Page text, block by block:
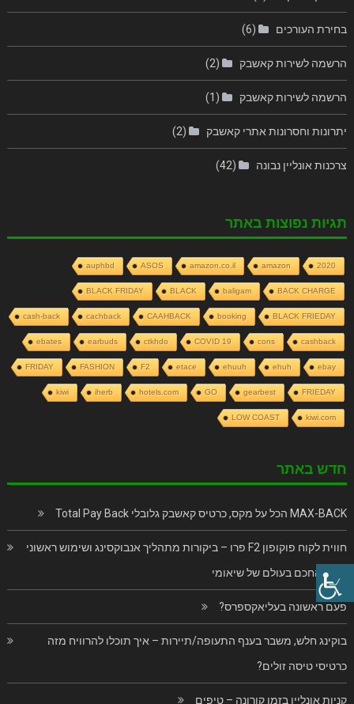
בחירת העורכים (6)
הרשמה לשירות קאשבק (2)
הרשמה לשירות קאשבק (1)
יתרונות וחסרונות אתרי קאשבק (2)
צרכנות אונליין נבונה (42)
תגיות נפוצות באתר
2020
amazon
amazon.co.il
ASOS
auphbd
BACK CHARGE
baligam
BLACK
BLACK FRIDAY
BLACK FRIEDAY
booking
CAAHBACK
cachback
cash-back
cashback
cons
COVID 19
ctkhdo
earbuds
ebates
ebay
ehuh
ehuuh
etace
F2
FASHION
FRIDAY
FRIEDAY
gearbest
GO
hotels.com
iherb
kiwi
kiwi.com
LOW COAST
חדש באתר
MAX-BACK הכל על מקס, כרטיס קאשבק גלובלי Total Pay Back
חווית לקוח פוקופון F2 פרו – ביקורות מתהליך אנבוקסינג ושימוש ראשוני
בנייד החכם בעולם של שיאומי
פעם ראשונה בעליאקספרס?
בוקינג חלש, משבר בענף התעופה/תיירות – איך תוכלו להרוויח מזה
כרטיסי טיסה זולים?
קניות אונליין בזמן קורונה – טיפים